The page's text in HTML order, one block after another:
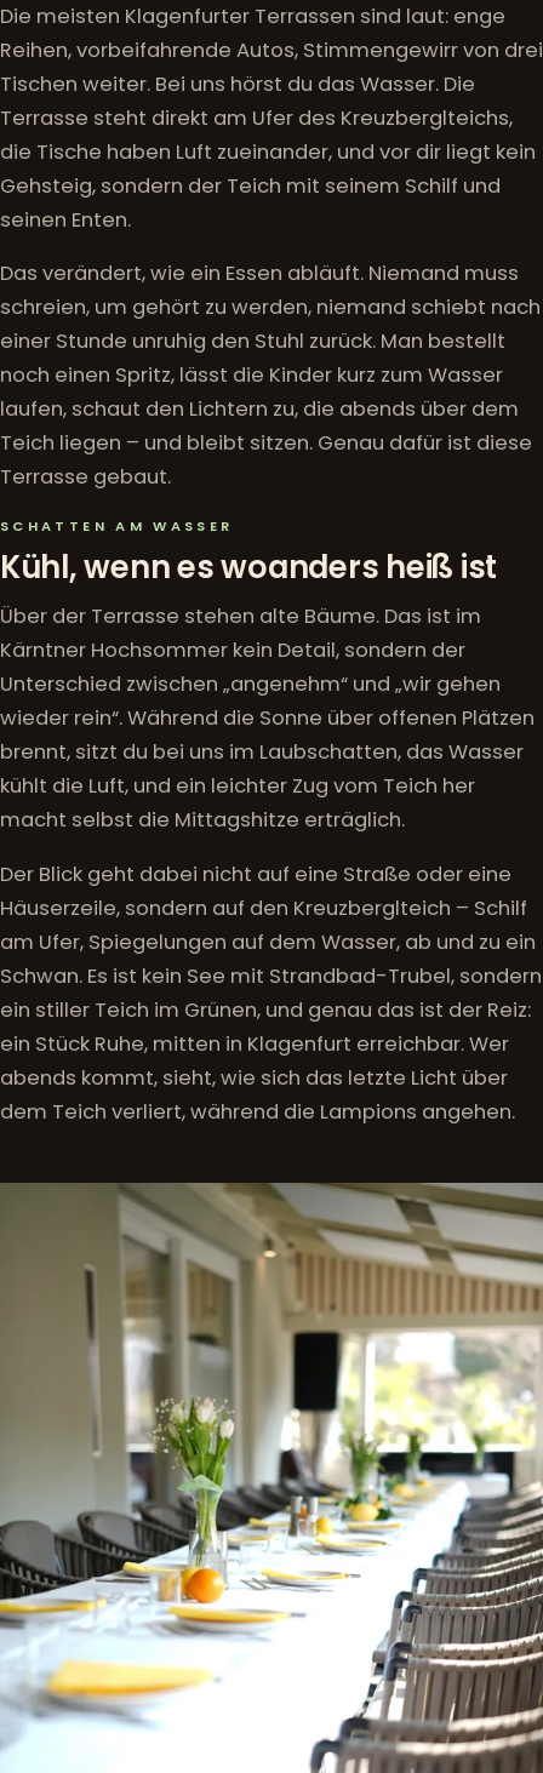
Die meisten Klagenfurter Terrassen sind laut: enge
Reihen, vorbeifahrende Autos, Stimmengewirr von drei
Tischen weiter. Bei uns hörst du das Wasser. Die
Terrasse steht direkt am Ufer des Kreuzberglteichs,
die Tische haben Luft zueinander, und vor dir liegt kein
Gehsteig, sondern der Teich mit seinem Schilf und
seinen Enten.
Das verändert, wie ein Essen abläuft. Niemand muss
schreien, um gehört zu werden, niemand schiebt nach
einer Stunde unruhig den Stuhl zurück. Man bestellt
noch einen Spritz, lässt die Kinder kurz zum Wasser
laufen, schaut den Lichtern zu, die abends über dem
Teich liegen – und bleibt sitzen. Genau dafür ist diese
Terrasse gebaut.
SCHATTEN AM WASSER
Kühl, wenn es woanders heiß ist
Über der Terrasse stehen alte Bäume. Das ist im
Kärntner Hochsommer kein Detail, sondern der
Unterschied zwischen „angenehm“ und „wir gehen
wieder rein“. Während die Sonne über offenen Plätzen
brennt, sitzt du bei uns im Laubschatten, das Wasser
kühlt die Luft, und ein leichter Zug vom Teich her
macht selbst die Mittagshitze erträglich.
Der Blick geht dabei nicht auf eine Straße oder eine
Häuserzeile, sondern auf den Kreuzberglteich – Schilf
am Ufer, Spiegelungen auf dem Wasser, ab und zu ein
Schwan. Es ist kein See mit Strandbad-Trubel, sondern
ein stiller Teich im Grünen, und genau das ist der Reiz:
ein Stück Ruhe, mitten in Klagenfurt erreichbar. Wer
abends kommt, sieht, wie sich das letzte Licht über
dem Teich verliert, während die Lampions angehen.